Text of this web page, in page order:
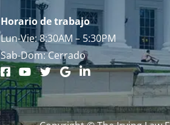
Horario de trabajo
Lun-Vie: 8:30AM – 5:30PM
Sab-Dom: Cerrado